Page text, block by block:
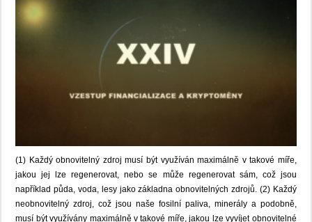
(1) Každý obnovitelný zdroj musí být využíván maximálně v takové míře,
jakou jej lze regenerovat, nebo se může regenerovat sám, což jsou
například půda, voda, lesy jako základna obnovitelných zdrojů. (2) Každý
neobnovitelný zdroj, což jsou naše fosilní paliva, minerály a podobně,
musí být využívány maximálně v takové míře, jakou lze vyvíjet obnovitelné